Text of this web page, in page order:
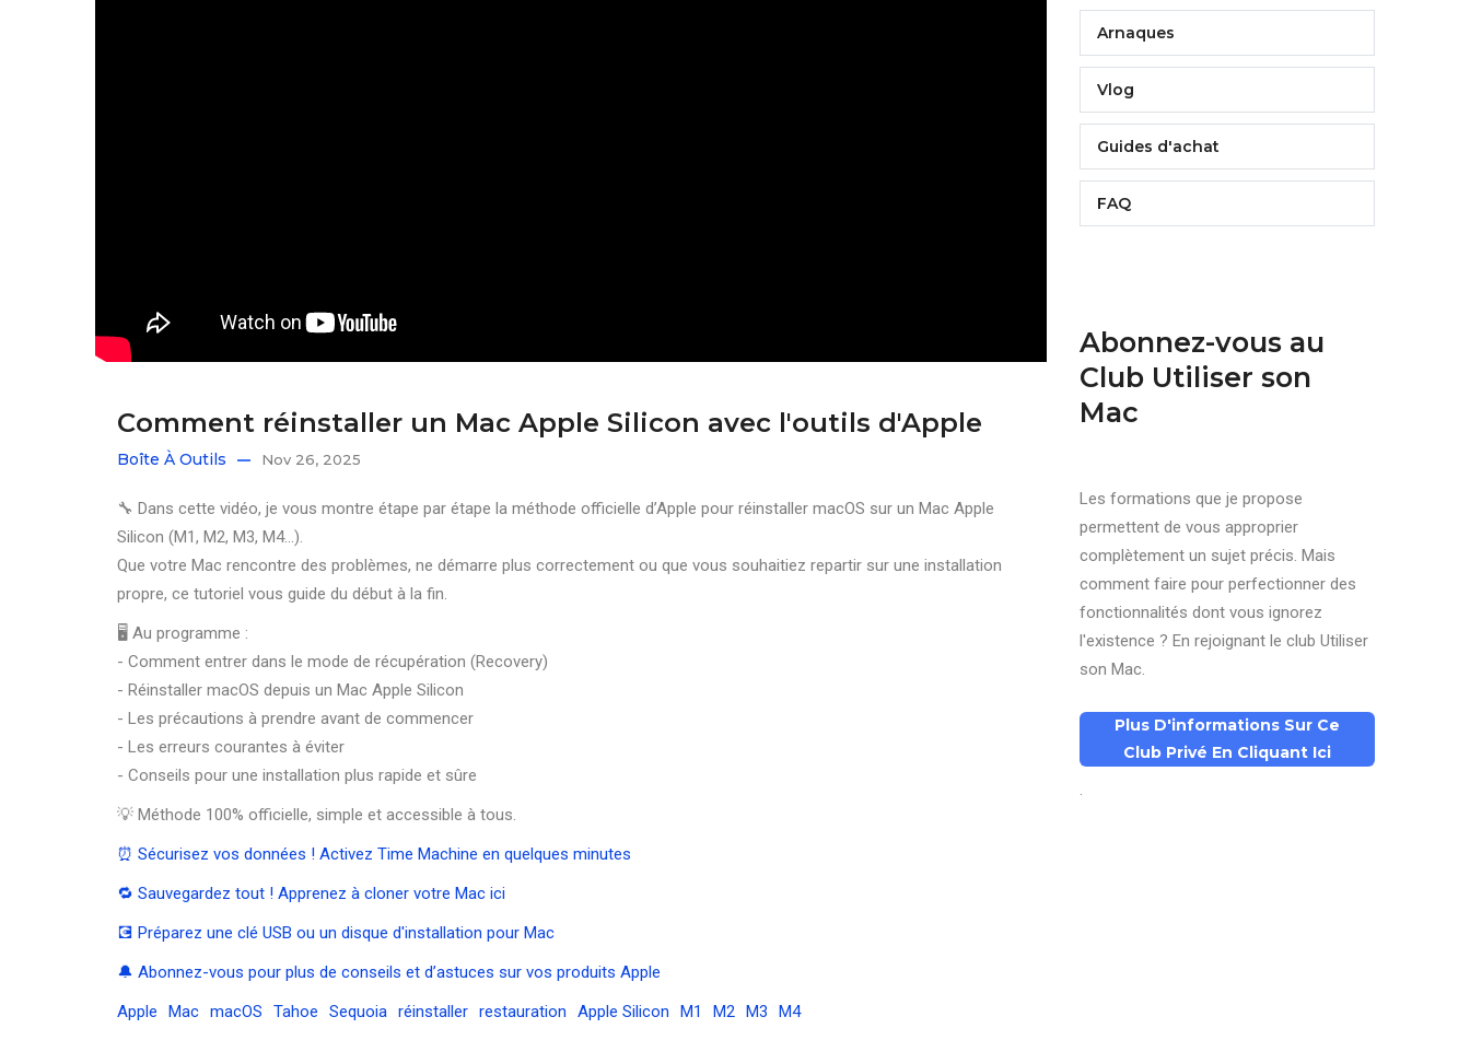
Comment réinstaller un Mac Apple Silicon avec l'outils d'Apple
Boîte À Outils Nov 26, 2025
🔧 Dans cette vidéo, je vous montre étape par étape la méthode officielle d’Apple pour réinstaller macOS sur un Mac Apple
Silicon (M1, M2, M3, M4…).
Que votre Mac rencontre des problèmes, ne démarre plus correctement ou que vous souhaitiez repartir sur une installation
propre, ce tutoriel vous guide du début à la fin.
🖥️ Au programme :
- Comment entrer dans le mode de récupération (Recovery)
- Réinstaller macOS depuis un Mac Apple Silicon
- Les précautions à prendre avant de commencer
- Les erreurs courantes à éviter
- Conseils pour une installation plus rapide et sûre
💡 Méthode 100% officielle, simple et accessible à tous.
⏰ Sécurisez vos données ! Activez Time Machine en quelques minutes
🔁 Sauvegardez tout ! Apprenez à cloner votre Mac ici
💽 Préparez une clé USB ou un disque d'installation pour Mac
🔔 Abonnez-vous pour plus de conseils et d’astuces sur vos produits Apple
Apple
Mac macOS Tahoe Sequoia réinstaller restauration Apple Silicon M1 M2 M3 M4
Arnaques
Vlog
Guides d'achat
FAQ
Abonnez-vous au
Club Utiliser son
Mac
Les formations que je propose
permettent de vous approprier
complètement un sujet précis. Mais
comment faire pour perfectionner des
fonctionnalités dont vous ignorez
l'existence ? En rejoignant le club Utiliser
son Mac.
Plus D'informations Sur Ce
Club Privé En Cliquant Ici
.